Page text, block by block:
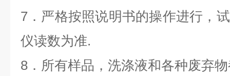
7．严格按照说明书的操作进行，
仪读数为准.
8．所有样品，洗涤液和各种废弃